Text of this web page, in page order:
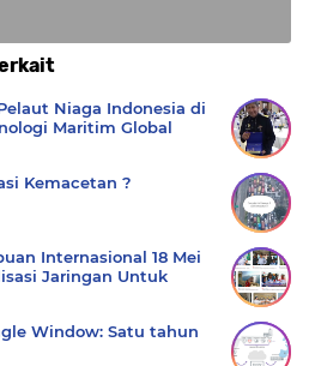
Niaga Indonesia di
Maritim Global
Kemacetan ?
Internasional 18 Mei
Jaringan Untuk
Window: Satu tahun